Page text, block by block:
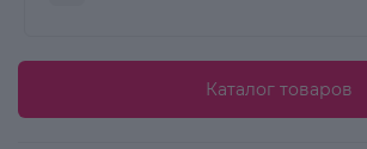
Пользовательское соглашение
Каталог товаров